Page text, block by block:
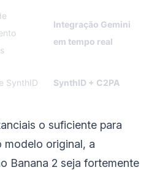
Integração Gemini
em tempo real
SynthID SynthID + C2PA
o suficiente para
modelo original, a
Banana 2 seja fortemente